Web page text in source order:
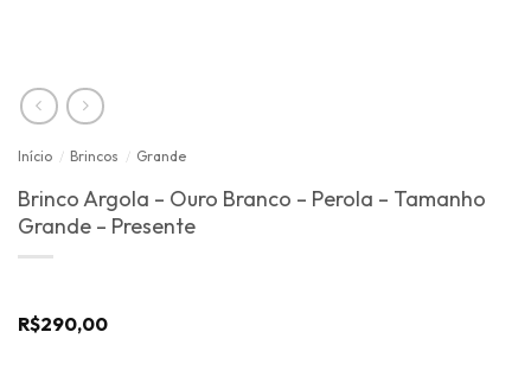
Início / Brincos / Grande
Brinco Argola – Ouro Branco – Perola – Tamanho
Grande – Presente
R$290,00